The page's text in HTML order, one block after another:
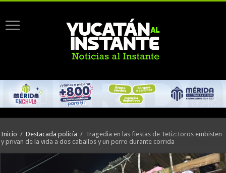
Inicio / Destacada policía / Tragedia en las fiestas de Tetiz: toros embisten
y privan de la vida a dos caballos y un perro durante corrida